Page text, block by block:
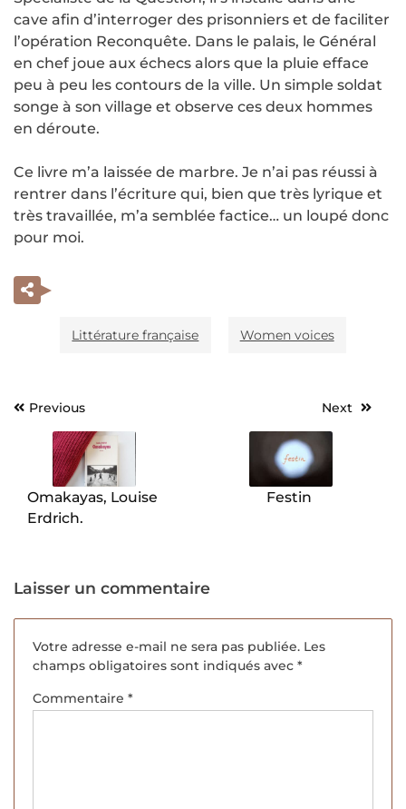
cave afin d’interroger des prisonniers et de faciliter
l’opération Reconquête. Dans le palais, le Général
en chef joue aux échecs alors que la pluie efface
peu à peu les contours de la ville. Un simple soldat
songe à son village et observe ces deux hommes
en déroute.
Ce livre m’a laissée de marbre. Je n’ai pas réussi à
rentrer dans l’écriture qui, bien que très lyrique et
très travaillée, m’a semblée factice… un loupé donc
pour moi.
Littérature française Women voices
Navigation
l’article
Previous
Omakayas, Louise
Erdrich.
Next
Festin
Laisser un commentaire
Votre adresse e-mail ne sera pas publiée. Les
champs obligatoires sont indiqués avec *
Commentaire *